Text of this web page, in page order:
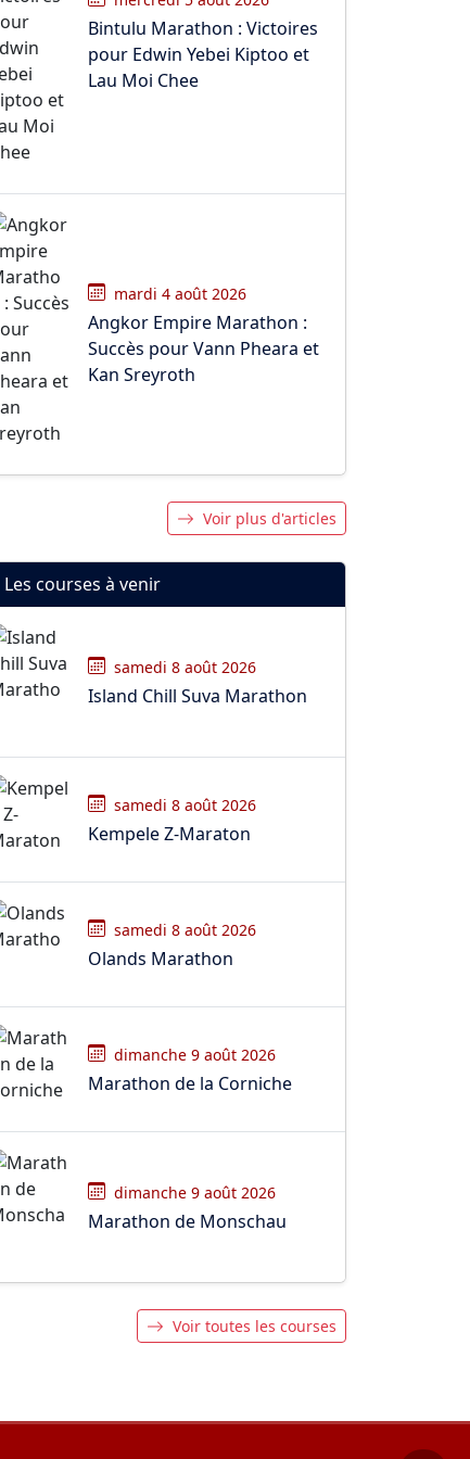
Bintulu Marathon : Victoires
pour Edwin Yebei Kiptoo et
Lau Moi Chee
mardi 4 août 2026
Angkor Empire Marathon :
Succès pour Vann Pheara et
Kan Sreyroth
Voir plus d'articles
Les courses à venir
samedi 8 août 2026
Island Chill Suva Marathon
samedi 8 août 2026
Kempele Z-Maraton
samedi 8 août 2026
Olands Marathon
dimanche 9 août 2026
Marathon de la Corniche
dimanche 9 août 2026
Marathon de Monschau
Voir toutes les courses